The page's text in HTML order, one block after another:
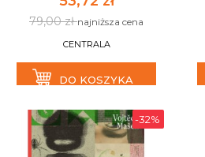
79,00 złnajniższa cena
CENTRALA
DO KOSZYKA
-32%